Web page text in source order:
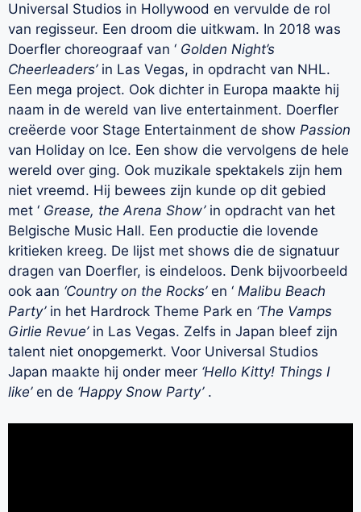
Universal Studios in Hollywood en vervulde de rol
van regisseur. Een droom die uitkwam. In 2018 was
Doerfler choreograaf van ‘ Golden Night’s
Cheerleaders’ in Las Vegas, in opdracht van NHL.
Een mega project. Ook dichter in Europa maakte hij
naam in de wereld van live entertainment. Doerfler
creëerde voor Stage Entertainment de show Passion
van Holiday on Ice. Een show die vervolgens de hele
wereld over ging. Ook muzikale spektakels zijn hem
niet vreemd. Hij bewees zijn kunde op dit gebied
met ‘ Grease, the Arena Show’ in opdracht van het
Belgische Music Hall. Een productie die lovende
kritieken kreeg. De lijst met shows die de signatuur
dragen van Doerfler, is eindeloos. Denk bijvoorbeeld
ook aan ‘Country on the Rocks’ en ‘ Malibu Beach
Party’ in het Hardrock Theme Park en ‘The Vamps
Girlie Revue’ in Las Vegas. Zelfs in Japan bleef zijn
talent niet onopgemerkt. Voor Universal Studios
Japan maakte hij onder meer ‘Hello Kitty! Things I
like’ en de ‘Happy Snow Party’ .